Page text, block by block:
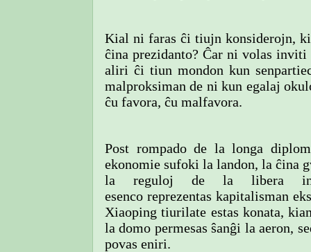
Kial ni faras ĉi tiujn konsiderojn,
ĉina prezidanto? Ĉar ni volas
aliri ĉi tiun mondon kun
malproksiman de ni kun egalaj
ĉu favora, ĉu malfavora.
Post rompado de la longa
ekonomie sufoki la landon, la ĉina
la reguloj de la libera
esenco reprezentas kapitalisman
Xiaoping tiurilate estas konata,
la domo permesas ŝanĝi la aeron,
povas eniri.